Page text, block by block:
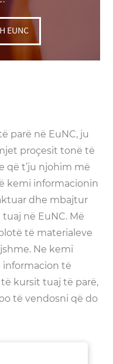
EUNC
parë në EuNC, ju
proçesit tonë të
që t’ju njohim më
kemi informacionin
dhe mbajtur
në EuNC. Më
të materialeve
Ne kemi
të
kursit tuaj të parë,
të vendosni që do